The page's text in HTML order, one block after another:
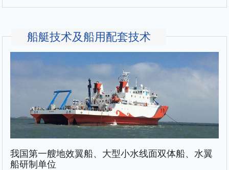
船艇技术及船用配套技术
我国第一艘地效翼船、大型小水线面双体船、水翼
船研制单位